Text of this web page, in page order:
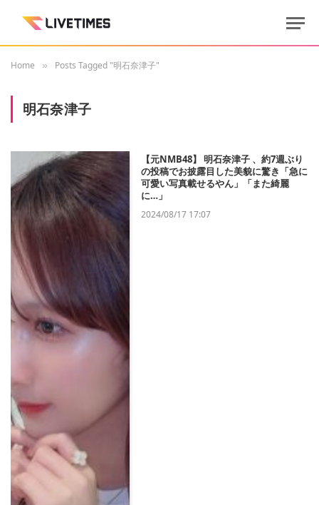
Home » Posts Tagged "明石奈津子"
明石奈津子
【元NMB48】 明石奈津子 、約7週ぶり
の投稿でお披露目した美貌に驚き「急に
可愛い写真載せるやん」「また綺麗
に…」
2024/08/17 17:07